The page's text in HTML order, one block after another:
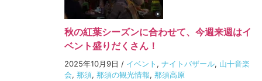
秋の紅葉シーズンに合わせて、今週来週はイ
ベント盛りだくさん！
2025年10月9日 / イベント , ナイトバザール, 山十音楽
会, 那須, 那須の観光情報, 那須高原